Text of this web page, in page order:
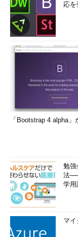
応
「Bootstrap 4 alpha」
勉強
法
学用
マ